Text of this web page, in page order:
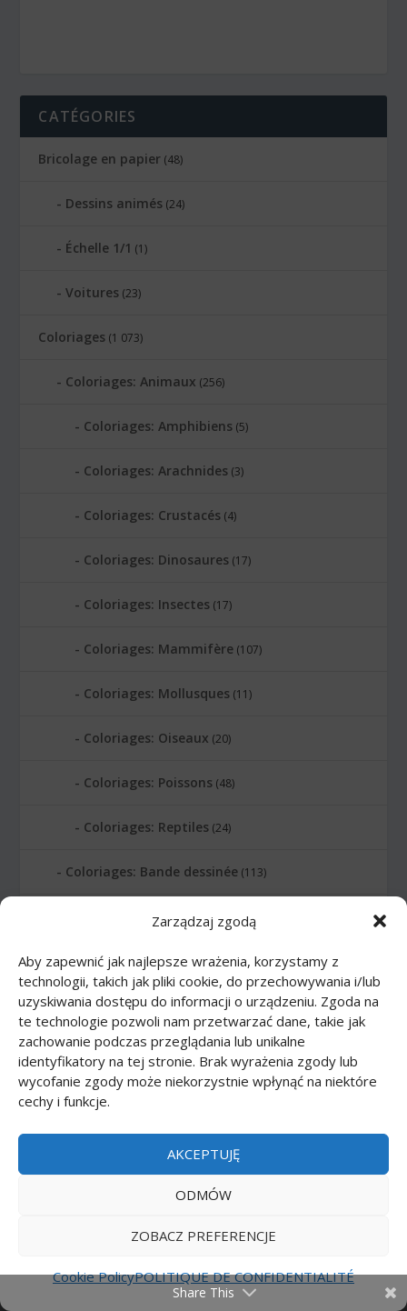
Zarządzaj zgodą
Aby zapewnić jak najlepsze wrażenia, korzystamy z
technologii, takich jak pliki cookie, do przechowywania i/lub
uzyskiwania dostępu do informacji o urządzeniu. Zgoda na
te technologie pozwoli nam przetwarzać dane, takie jak
zachowanie podczas przeglądania lub unikalne
identyfikatory na tej stronie. Brak wyrażenia zgody lub
wycofanie zgody może niekorzystnie wpłynąć na niektóre
cechy i funkcje.
AKCEPTUJĘ
ODMÓW
ZOBACZ PREFERENCJE
Cookie PolicyPOLITIQUE DE CONFIDENTIALITÉ
CATÉGORIES
Bricolage en papier (48)
Dessins animés (24)
Échelle 1/1 (1)
Voitures (23)
Coloriages (1 073)
Coloriages: Animaux (256)
Coloriages: Amphibiens (5)
Coloriages: Arachnides (3)
Coloriages: Crustacés (4)
Coloriages: Dinosaures (17)
Coloriages: Insectes (17)
Coloriages: Mammifère (107)
Coloriages: Mollusques (11)
Coloriages: Oiseaux (20)
Coloriages: Poissons (48)
Coloriages: Reptiles (24)
Coloriages: Bande dessinée (113)
Coloriages: DC Comics(20)
Coloriages: Marvel(74)
Coloriages: Dessins animés(310)
Coloriages: Fêtes(103)
Coloriages: Anniversaire
Coloriages: Fête de la Saint-Patrick
Coloriages: Fête des mères
Coloriages: Halloween(10)
Coloriages: Jour de la Terre(15)
Share This